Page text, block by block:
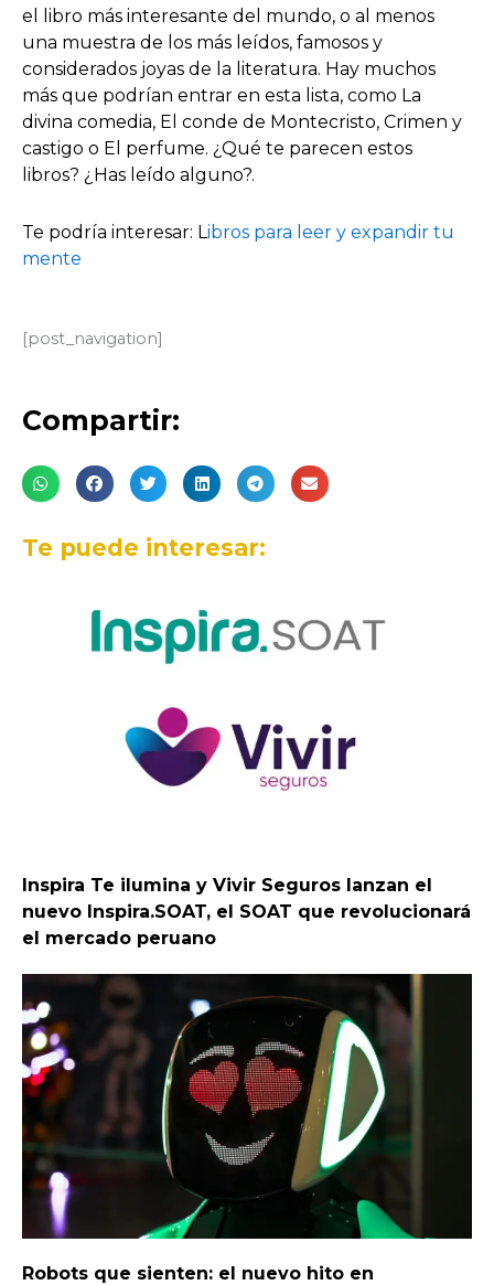
el libro más interesante del mundo, o al menos
una muestra de los más leídos, famosos y
considerados joyas de la literatura. Hay muchos
más que podrían entrar en esta lista, como La
divina comedia, El conde de Montecristo, Crimen y
castigo o El perfume. ¿Qué te parecen estos
libros? ¿Has leído alguno?.
Te podría interesar: L ibros para leer y expandir tu
mente
[post_navigation]
Compartir:
Te puede interesar:
Inspira Te ilumina y Vivir Seguros lanzan el
nuevo Inspira.SOAT, el SOAT que revolucionará
el mercado peruano
Robots que sienten: el nuevo hito en